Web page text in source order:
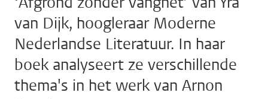
van Dijk, hoogleraar Moderne
Nederlandse Literatuur. In haar
boek analyseert ze verschillende
thema's in het werk van Arnon